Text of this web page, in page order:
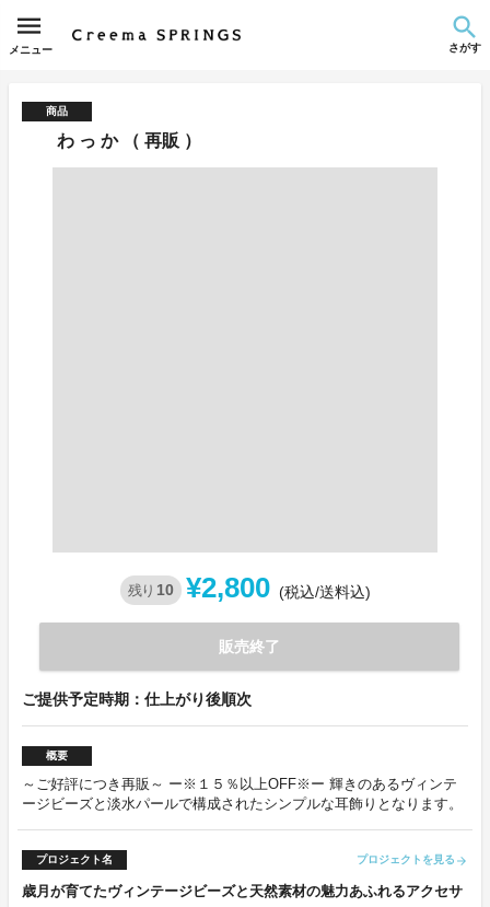
メニュー さがす
商品
わ っ か （ 再販 ）
残り 10 ¥2,800 (税込/送料込)
販売終了
ご提供予定時期：仕上がり後順次
概要
～ご好評につき再販～ ー※１５％以上OFF※ー 輝きのあるヴィンテ
ージビーズと淡水パールで構成されたシンプルな耳飾りとなります。
プロジェクト名 プロジェクトを見る arrow_forward
歳月が育てたヴィンテージビーズと天然素材の魅力あふれるアクセサ